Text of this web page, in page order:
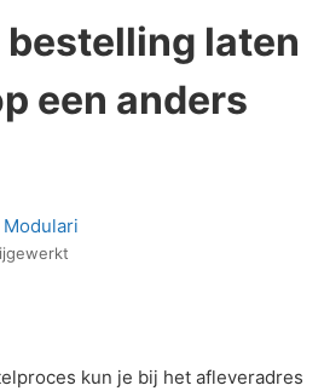
bestelling laten
een anders
kun je bij het afleveradres